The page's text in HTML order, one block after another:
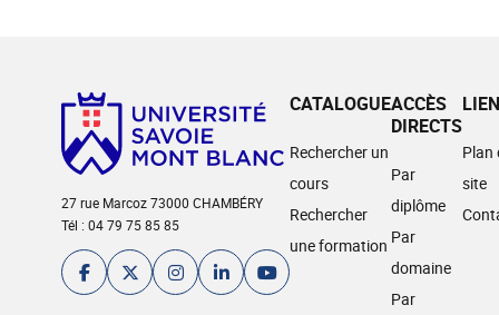
27 rue Marcoz 73000 CHAMBÉRY
Tél : 04 79 75 85 85
CATALOGUE
Rechercher un
cours
Rechercher
une formation
ACCÈS
DIRECTS
Par
diplôme
Par
domaine
Par
Plan
site